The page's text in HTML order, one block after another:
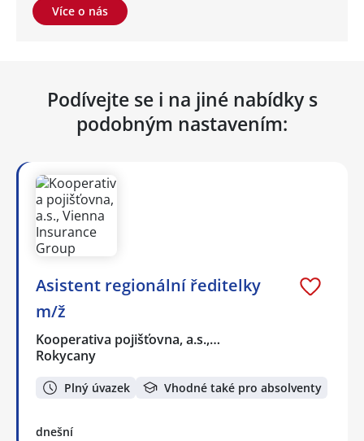
Více o nás
Podívejte se i na jiné nabídky s
podobným nastavením:
Asistent regionální ředitelky
m/ž
Kooperativa pojišťovna, a.s.,…
Rokycany
Plný úvazek Vhodné také pro absolventy
dnešní